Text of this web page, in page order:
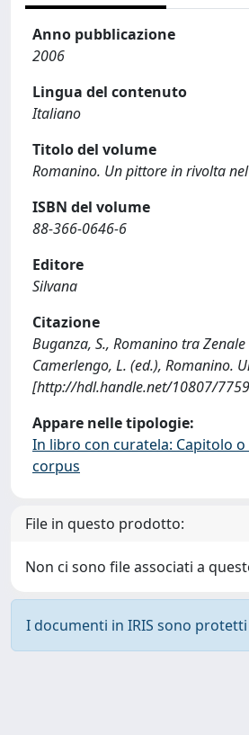
Anno pubblicazione
2006
Lingua del contenuto
Italiano
Titolo del volume
Romanino. Un pittore in rivolta
ISBN del volume
88-366-0646-6
Editore
Silvana
Citazione
Buganza, S., Romanino tra
Camerlengo, L. (ed.), Romanino.
[http://hdl.handle.net/10807/
Appare nelle tipologie:
In libro con curatela: Capitolo
corpus
File in questo prodotto:
Non ci sono file associati a
I documenti in IRIS sono